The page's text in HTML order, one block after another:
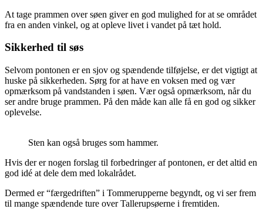
At tage prammen over søen giver en god mulighed for at se området
fra en anden vinkel, og at opleve livet i vandet på tæt hold.
Sikkerhed til søs
Selvom pontonen er en sjov og spændende tilføjelse, er det vigtigt at
huske på sikkerheden. Sørg for at have en voksen med og vær
opmærksom på vandstanden i søen. Vær også opmærksom, når du
ser andre bruge prammen. På den måde kan alle få en god og sikker
oplevelse.
Sten kan også bruges som hammer.
Hvis der er nogen forslag til forbedringer af pontonen, er det altid en
god idé at dele dem med lokalrådet.
Dermed er “færgedriften” i Tommerupperne begyndt, og vi ser frem
til mange spændende ture over Tallerupsøerne i fremtiden.